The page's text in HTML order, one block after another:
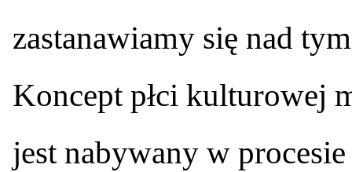
zastanawiamy się nad
Koncept płci kulturowej
jest nabywany w